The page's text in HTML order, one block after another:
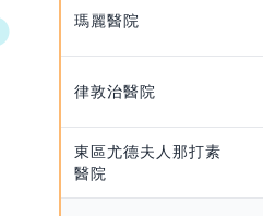
瑪麗醫院
律敦治醫院
東區尤德夫人那打素
醫院